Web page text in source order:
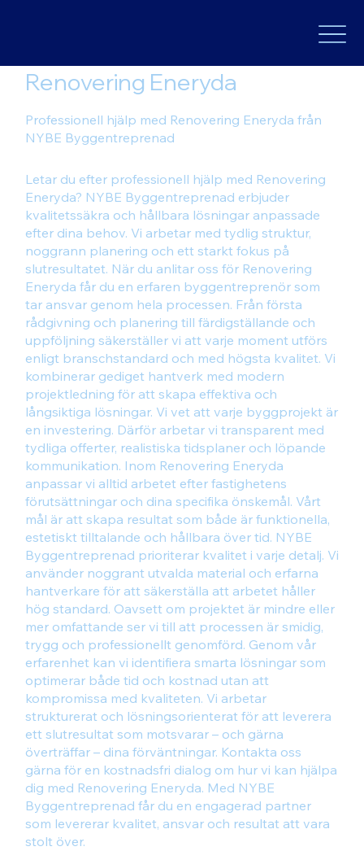
Renovering Eneryda
Professionell hjälp med Renovering Eneryda från
NYBE Byggentreprenad
Letar du efter professionell hjälp med Renovering
Eneryda? NYBE Byggentreprenad erbjuder
kvalitetssäkra och hållbara lösningar anpassade
efter dina behov. Vi arbetar med tydlig struktur,
noggrann planering och ett starkt fokus på
slutresultatet. När du anlitar oss för Renovering
Eneryda får du en erfaren byggentreprenör som
tar ansvar genom hela processen. Från första
rådgivning och planering till färdigställande och
uppföljning säkerställer vi att varje moment utförs
enligt branschstandard och med högsta kvalitet. Vi
kombinerar gediget hantverk med modern
projektledning för att skapa effektiva och
långsiktiga lösningar. Vi vet att varje byggprojekt är
en investering. Därför arbetar vi transparent med
tydliga offerter, realistiska tidsplaner och löpande
kommunikation. Inom Renovering Eneryda
anpassar vi alltid arbetet efter fastighetens
förutsättningar och dina specifika önskemål. Vårt
mål är att skapa resultat som både är funktionella,
estetiskt tilltalande och hållbara över tid. NYBE
Byggentreprenad prioriterar kvalitet i varje detalj. Vi
använder noggrant utvalda material och erfarna
hantverkare för att säkerställa att arbetet håller
hög standard. Oavsett om projektet är mindre eller
mer omfattande ser vi till att processen är smidig,
trygg och professionellt genomförd. Genom vår
erfarenhet kan vi identifiera smarta lösningar som
optimerar både tid och kostnad utan att
kompromissa med kvaliteten. Vi arbetar
strukturerat och lösningsorienterat för att leverera
ett slutresultat som motsvarar – och gärna
överträffar – dina förväntningar. Kontakta oss
gärna för en kostnadsfri dialog om hur vi kan hjälpa
dig med Renovering Eneryda. Med NYBE
Byggentreprenad får du en engagerad partner
som levererar kvalitet, ansvar och resultat att vara
stolt över.